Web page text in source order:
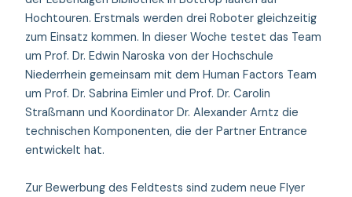
Hochtouren. Erstmals werden drei Roboter gleichzeitig
zum Einsatz kommen. In dieser Woche testet das Team
um Prof. Dr. Edwin Naroska von der Hochschule
Niederrhein gemeinsam mit dem Human Factors Team
um Prof. Dr. Sabrina Eimler und Prof. Dr. Carolin
Straßmann und Koordinator Dr. Alexander Arntz die
technischen Komponenten, die der Partner Entrance
entwickelt hat.
Zur Bewerbung des Feldtests sind zudem neue Flyer